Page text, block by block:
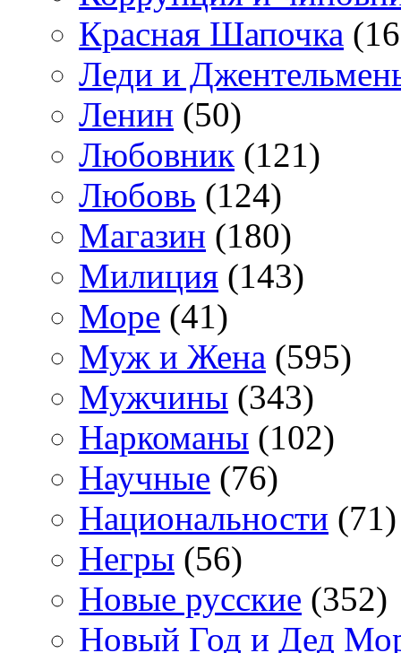
Красная Шапочка
Леди и
Ленин (50)
Любовник (121)
Любовь (124)
Магазин (180)
Милиция (143)
Море (41)
Муж и Жена (595)
Мужчины (343)
Наркоманы (102)
Научные (76)
Национальности (71)
Негры (56)
Новые русские (352)
Новый Год и Дед